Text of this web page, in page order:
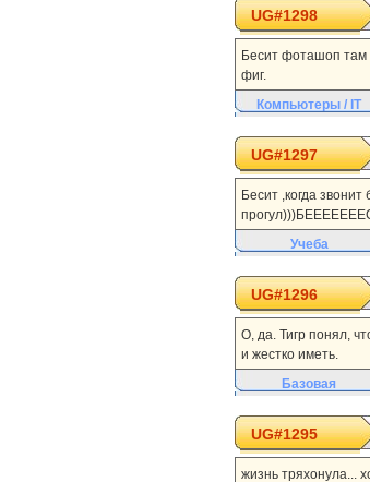
UG#1298
Бесит фоташоп там
фиг.
Компьютеры / IT
UG#1297
Бесит ,когда
Учеба
UG#1296
О, да. Тигр понял,
и жестко иметь.
Базовая
UG#1295
жизнь тряхонула...